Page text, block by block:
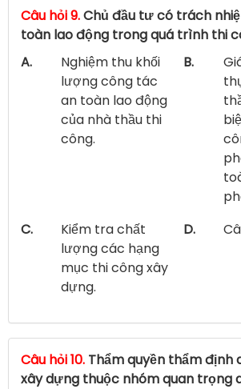
Câu hỏi 9.Chủ đầu tư có trách
toàn lao động trong quá trình thi
A.
Nghiệm thu khối
lượng công tác
an toàn lao động
của nhà thầu thi
công.
B.
C.
Kiểm tra chất
lượng các hạng
mục thi công xây
dựng.
D.
Câu hỏi 10. Thẩm quyền thẩm định
xây dựng thuộc nhóm quan trọng